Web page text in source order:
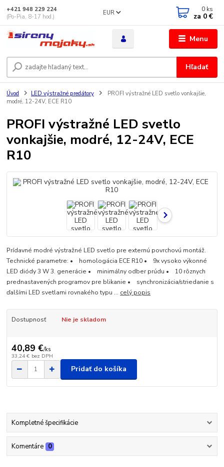
Menu
EUR
Hľadať
+421 948 229 224
(Po-Pia, 8-17 hod.)
0 ks
za 0 €
Úvod LED výstražné predátory
PROFI výstražné LED svetlo vonkajšie,
modré, 12-24V, ECE R10
PROFI výstražné LED svetlo
vonkajšie, modré, 12-24V, ECE
R10
Prídavné modré výstražné LED svetlo pre externú povrchovú montáž.
Technické parametre: • homologácia ECE R10 • 9x vysoko výkonné
LED diódy 3 W 3. generácie • minimálny odber prúdu • 10 rôznych
prednastavených programov pre blikanie • synchronizácia/striedanie s
ďalšími LED svetlami rovnakého typu ... celý popis
Dostupnosť Nie je skladom
40,89 €/ks
33,24 € bez DPH
Pridať do košíka
Kompletné špecifikácie
Komentáre 0